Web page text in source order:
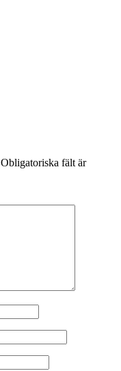
Obligatoriska fält är